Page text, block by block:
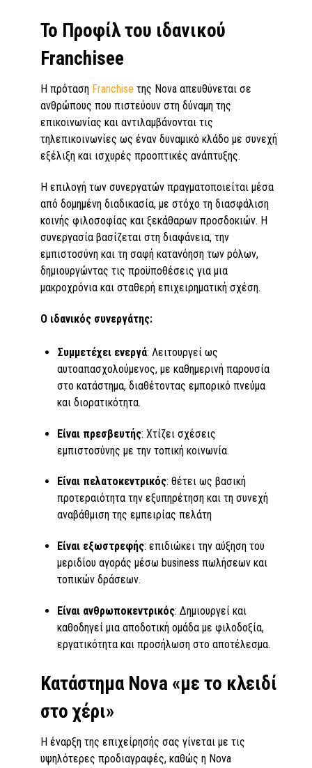
Το Προφίλ του ιδανικού
Franchisee
Η πρόταση Franchise της Nova απευθύνεται σε
ανθρώπους που πιστεύουν στη δύναμη της
επικοινωνίας και αντιλαμβάνονται τις
τηλεπικοινωνίες ως έναν δυναμικό κλάδο με συνεχή
εξέλιξη και ισχυρές προοπτικές ανάπτυξης.
Η επιλογή των συνεργατών πραγματοποιείται μέσα
από δομημένη διαδικασία, με στόχο τη διασφάλιση
κοινής φιλοσοφίας και ξεκάθαρων προσδοκιών. Η
συνεργασία βασίζεται στη διαφάνεια, την
εμπιστοσύνη και τη σαφή κατανόηση των ρόλων,
δημιουργώντας τις προϋποθέσεις για μια
μακροχρόνια και σταθερή επιχειρηματική σχέση.
Ο ιδανικός συνεργάτης:
Συμμετέχει ενεργά: Λειτουργεί ως
αυτοαπασχολούμενος, με καθημερινή παρουσία
στο κατάστημα, διαθέτοντας εμπορικό πνεύμα
και διορατικότητα.
Είναι πρεσβευτής: Χτίζει σχέσεις
εμπιστοσύνης με την τοπική κοινωνία.
Είναι πελατοκεντρικός: θέτει ως βασική
προτεραιότητα την εξυπηρέτηση και τη συνεχή
αναβάθμιση της εμπειρίας πελάτη
Είναι εξωστρεφής: επιδιώκει την αύξηση του
μεριδίου αγοράς μέσω business πωλήσεων και
τοπικών δράσεων.
Είναι ανθρωποκεντρικός: Δημιουργεί και
καθοδηγεί μια αποδοτική ομάδα με φιλοδοξία,
εργατικότητα και προσήλωση στο αποτέλεσμα.
Κατάστημα Nova «με το κλειδί
στο χέρι»
Η έναρξη της επιχείρησής σας γίνεται με τις
υψηλότερες προδιαγραφές, καθώς η Nova